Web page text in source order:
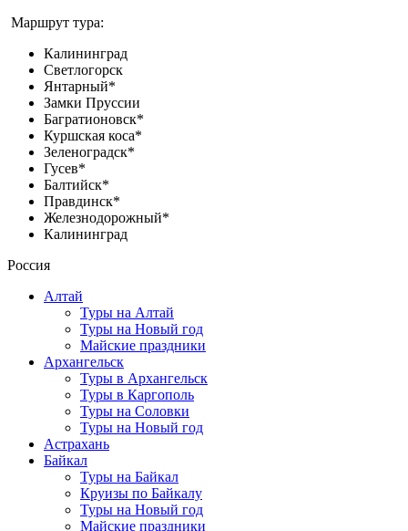
Маршрут тура:
Калининград
Светлогорск
Янтарный*
Замки Пруссии
Багратионовск*
Куршская коса*
Зеленоградск*
Гусев*
Балтийск*
Правдинск*
Железнодорожный*
Калининград
Россия
Алтай
Туры на Алтай
Туры на Новый год
Майские праздники
Архангельск
Туры в Архангельск
Туры в Каргополь
Туры на Соловки
Туры на Новый год
Астрахань
Байкал
Туры на Байкал
Круизы по Байкалу
Туры на Новый год
Майские праздники